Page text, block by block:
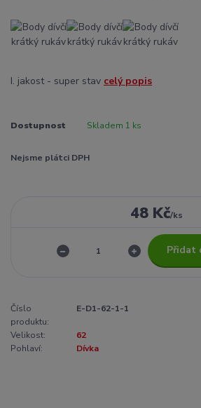
I. jakost - super stav celý popis
Dostupnost Skladem 1 ks
Nejsme plátci DPH
48 Kč/ks
Přidat
Číslo
produktu:
E-D1-62-1-1
Velikost:
62
Pohlaví:
Dívka